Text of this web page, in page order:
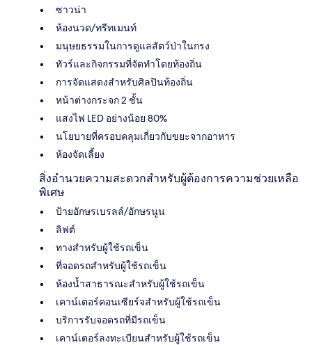
ซาวน่า
ห้องนวด/ทรีทเมนท์
มนุษยธรรมในการดูแลสัตว์ป่าในกรง
ทัวร์และกิจกรรมที่จัดทำโดยท้องถิ่น
การจัดแสดงสำหรับศิลปินท้องถิ่น
หน้าต่างกระจก 2 ชั้น
แสงไฟ LED อย่างน้อย 80%
นโยบายที่ครอบคลุมเกี่ยวกับขยะจากอาหาร
ห้องจัดเลี้ยง
สิ่งอำนวยความสะดวกสำหรับผู้ต้องการความช่วยเหลือ
พิเศษ
ป้ายอักษรเบรลล์/อักษรนูน
ลิฟต์
ทางสำหรับผู้ใช้รถเข็น
ที่จอดรถสำหรับผู้ใช้รถเข็น
ห้องน้ำสาธารณะสำหรับผู้ใช้รถเข็น
เคาน์เตอร์คอนเซียร์จสำหรับผู้ใช้รถเข็น
บริการรับจอดรถที่มีรถเข็น
เคาน์เตอร์ลงทะเบียนสำหรับผู้ใช้รถเข็น